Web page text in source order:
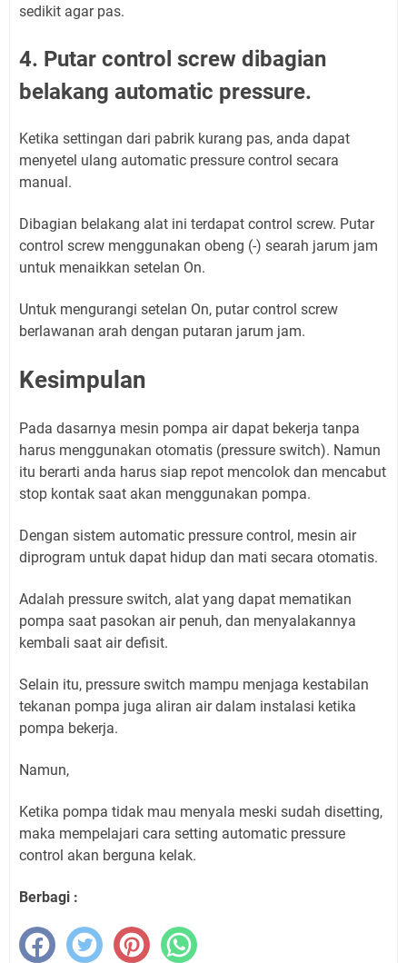
sedikit agar pas.
4. Putar control screw dibagian
belakang automatic pressure.
Ketika settingan dari pabrik kurang pas, anda dapat
menyetel ulang automatic pressure control secara
manual.
Dibagian belakang alat ini terdapat control screw. Putar
control screw menggunakan obeng (-) searah jarum jam
untuk menaikkan setelan On.
Untuk mengurangi setelan On, putar control screw
berlawanan arah dengan putaran jarum jam.
Kesimpulan
Pada dasarnya mesin pompa air dapat bekerja tanpa
harus menggunakan otomatis (pressure switch). Namun
itu berarti anda harus siap repot mencolok dan mencabut
stop kontak saat akan menggunakan pompa.
Dengan sistem automatic pressure control, mesin air
diprogram untuk dapat hidup dan mati secara otomatis.
Adalah pressure switch, alat yang dapat mematikan
pompa saat pasokan air penuh, dan menyalakannya
kembali saat air defisit.
Selain itu, pressure switch mampu menjaga kestabilan
tekanan pompa juga aliran air dalam instalasi ketika
pompa bekerja.
Namun,
Ketika pompa tidak mau menyala meski sudah disetting,
maka mempelajari cara setting automatic pressure
control akan berguna kelak.
Berbagi :